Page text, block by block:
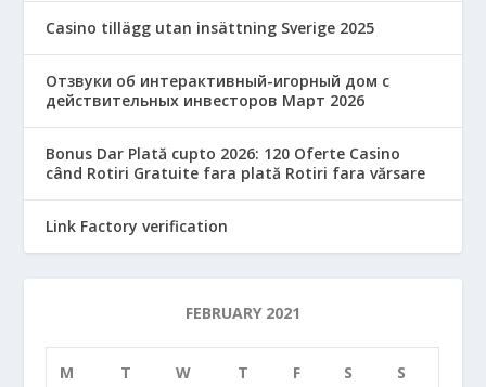
Casino tillägg utan insättning Sverige 2025
Отзвуки об интерактивный-игорный дом с
действительных инвесторов Март 2026
Bonus Dar Plată cupto 2026: 120 Oferte Casino
când Rotiri Gratuite fara plată Rotiri fara vărsare
Link Factory verification
FEBRUARY 2021
M T W T F S S